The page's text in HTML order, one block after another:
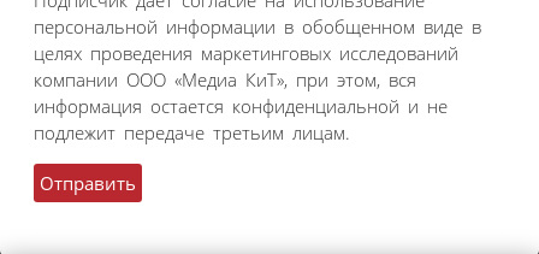
персональной информации в обобщенном виде в
целях проведения маркетинговых исследований
компании ООО «Медиа КиТ», при этом, вся
информация остается конфиденциальной и не
подлежит передаче третьим лицам.